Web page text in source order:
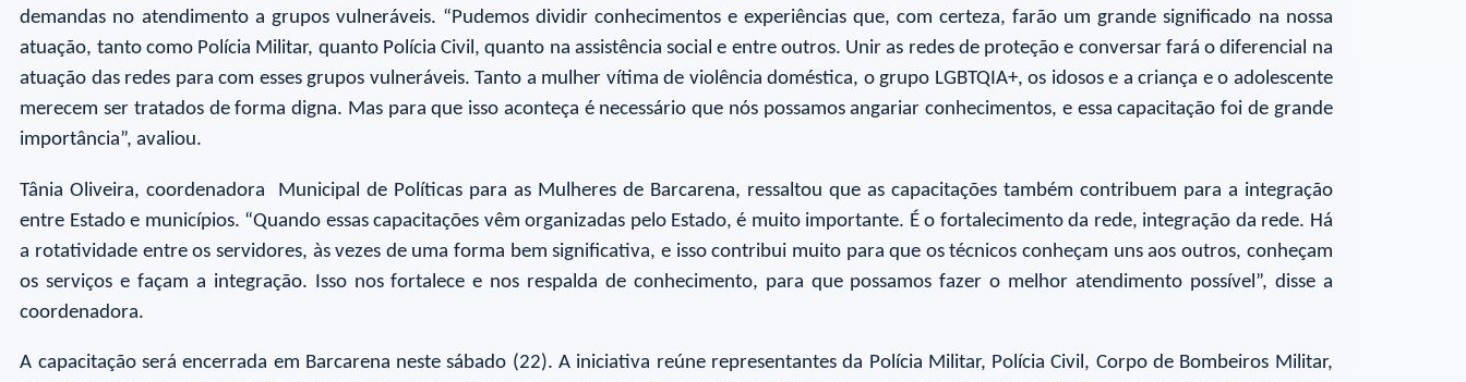
demandas no atendimento a grupos vulneráveis. “Pudemos dividir conhecimentos e experiências que, com certeza, farão um grande significado na nossa
atuação, tanto como Polícia Militar, quanto Polícia Civil, quanto na assistência social e entre outros. Unir as redes de proteção e conversar fará o diferencial na
atuação das redes para com esses grupos vulneráveis. Tanto a mulher vítima de violência doméstica, o grupo LGBTQIA+, os idosos e a criança e o adolescente
merecem ser tratados de forma digna. Mas para que isso aconteça é necessário que nós possamos angariar conhecimentos, e essa capacitação foi de grande
importância”, avaliou.
Tânia Oliveira, coordenadora Municipal de Políticas para as Mulheres de Barcarena, ressaltou que as capacitações também contribuem para a integração
entre Estado e municípios. “Quando essas capacitações vêm organizadas pelo Estado, é muito importante. É o fortalecimento da rede, integração da rede. Há
a rotatividade entre os servidores, às vezes de uma forma bem significativa, e isso contribui muito para que os técnicos conheçam uns aos outros, conheçam
os serviços e façam a integração. Isso nos fortalece e nos respalda de conhecimento, para que possamos fazer o melhor atendimento possível”, disse a
coordenadora.
A capacitação será encerrada em Barcarena neste sábado (22). A iniciativa reúne representantes da Polícia Militar, Polícia Civil, Corpo de Bombeiros Militar,